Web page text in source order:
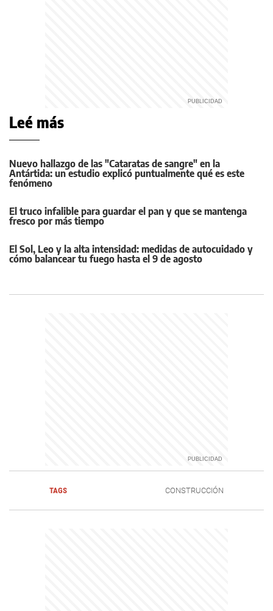
Leé más
Nuevo hallazgo de las "Cataratas de sangre" en la
Antártida: un estudio explicó puntualmente qué es este
fenómeno
El truco infalible para guardar el pan y que se mantenga
fresco por más tiempo
El Sol, Leo y la alta intensidad: medidas de autocuidado y
cómo balancear tu fuego hasta el 9 de agosto
TAGS CONSTRUCCIÓN